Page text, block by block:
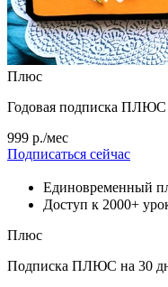
Плюс
Годовая подписка ПЛЮС
999 р./мес
Подписаться сейчас
Единовременный
Доступ к 2000+
Плюс
Подписка ПЛЮС на 30